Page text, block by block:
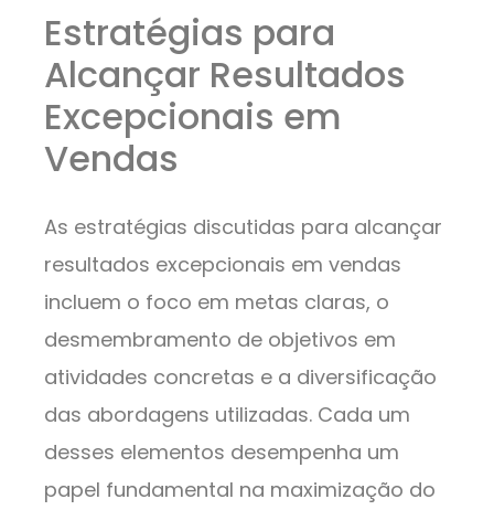
Estratégias para
Alcançar Resultados
Excepcionais em
Vendas
As estratégias discutidas para alcançar
resultados excepcionais em vendas
incluem o foco em metas claras, o
desmembramento de objetivos em
atividades concretas e a diversificação
das abordagens utilizadas. Cada um
desses elementos desempenha um
papel fundamental na maximização do